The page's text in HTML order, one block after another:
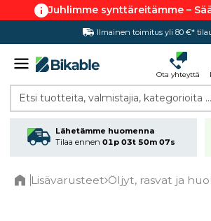
Juhlimme synttäreitämme –
Ilmainen toimitus yli 80 €*
Hintatakuu
Ota yhteyttä
Etsi tuotteita, valmistajia, kategorioita ...
Lähetämme huomenna
Tilaa ennen 01p 03t 50m 07s
Lisävarusteet Öljyt, rasvat ja